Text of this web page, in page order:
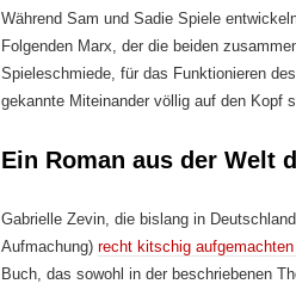
Während Sam und Sadie Spiele
Folgenden Marx, der die beiden
Spieleschmiede, für das Funktionieren
gekannte Miteinander völlig auf den Kopf
Ein Roman aus der Welt
Gabrielle Zevin, die bislang in
Aufmachung) recht kitschig
Buch, das sowohl in der beschriebenen